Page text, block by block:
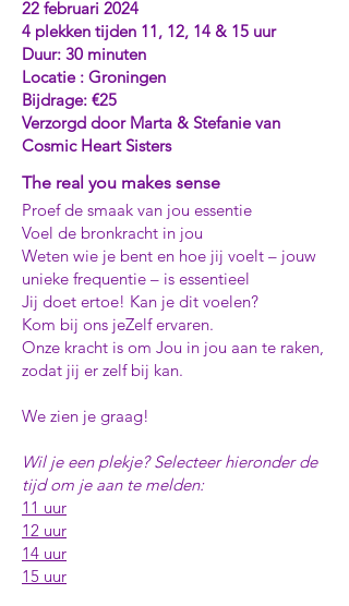
22 februari 2024
4 plekken tijden 11, 12, 14 & 15 uur
Duur: 30 minuten
Locatie : Groningen
Bijdrage: €25
Verzorgd door Marta & Stefanie van
Cosmic Heart Sisters
The real you makes sense
Proef de smaak van jou essentie
Voel de bronkracht in jou
Weten wie je bent en hoe jij voelt – jouw
unieke frequentie – is essentieel
Jij doet ertoe! Kan je dit voelen?
Kom bij ons jeZelf ervaren.
Onze kracht is om Jou in jou aan te raken,
zodat jij er zelf bij kan.
We zien je graag!
Wil je een plekje? Selecteer hieronder de
tijd om je aan te melden:
11 uur
12 uur
14 uur
15 uur